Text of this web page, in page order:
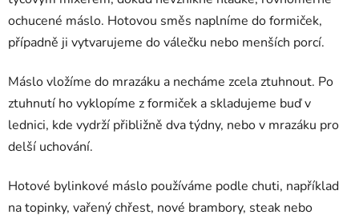
ochucené máslo. Hotovou směs naplníme do formiček,
případně ji vytvarujeme do válečku nebo menších porcí.
Máslo vložíme do mrazáku a necháme zcela ztuhnout. Po
ztuhnutí ho vyklopíme z formiček a skladujeme buď v
lednici, kde vydrží přibližně dva týdny, nebo v mrazáku pro
delší uchování.
Hotové bylinkové máslo používáme podle chuti, například
na topinky, vařený chřest, nové brambory, steak nebo